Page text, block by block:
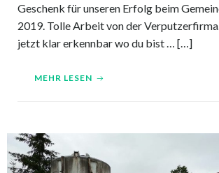
Geschenk für unseren Erfolg beim
2019. Tolle Arbeit von der
jetzt klar erkennbar wo du bist … […]
MEHR LESEN